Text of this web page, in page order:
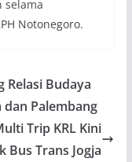
selama
Notonegoro.
Relasi Budaya
Palembang
Trip KRL Kini
Bus Trans Jogja